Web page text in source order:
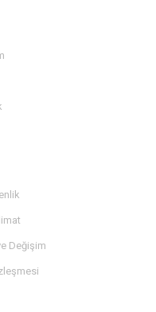
Değişim